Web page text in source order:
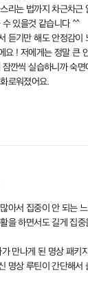
리는 법까지 차근차근
있을것 같습니다 ^^
듣기만 해도 안정감이
요 ! 저에게는 정말 큰
깐씩 실습하니까 숙면
로워졌어요.
아서 집중이 안 되는
을 하면서도 길게 집
만나게 된 명상 패키
명상 루틴이 간단해서